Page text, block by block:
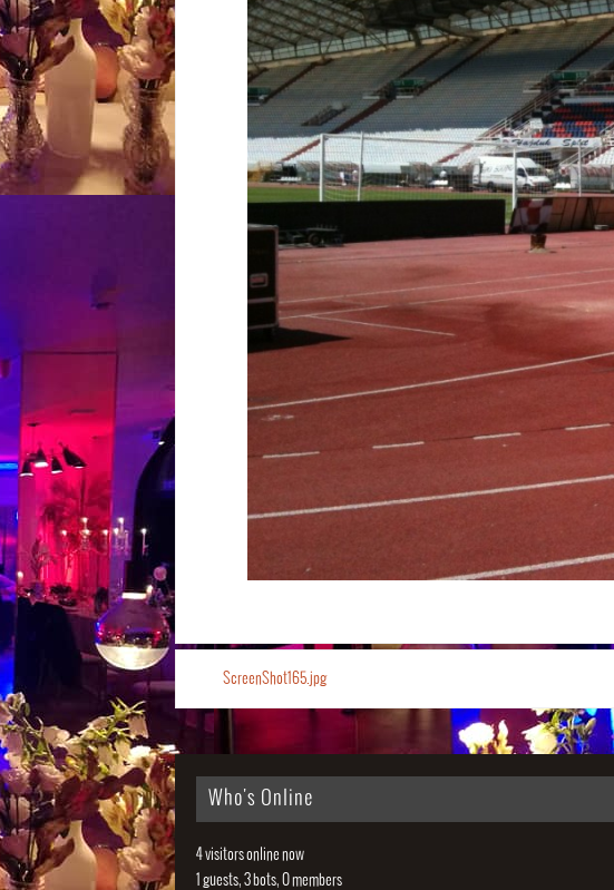
ScreenShot165.jpg
Who's Online
4 visitors online now
1 guests, 3 bots, 0 members